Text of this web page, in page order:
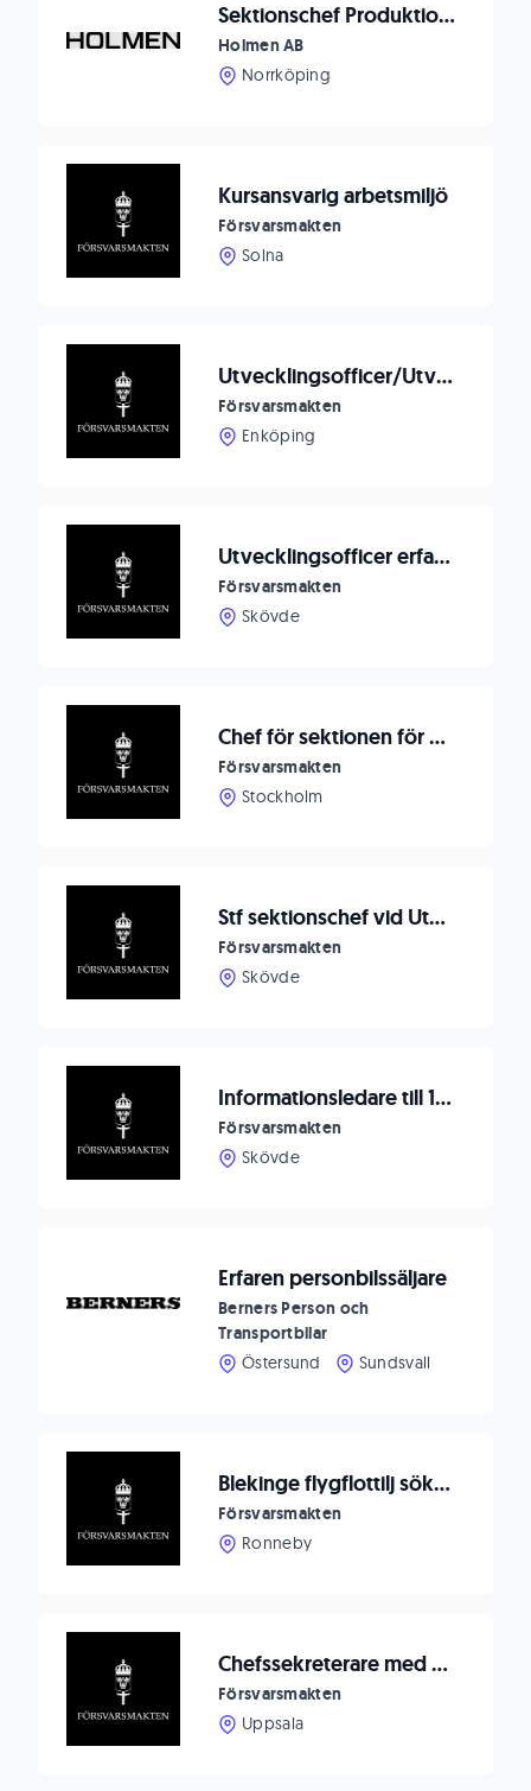
Sektionschef Produktion med fokus på ledarskap
Holmen AB
Norrköping
Kursansvarig arbetsmiljö
Försvarsmakten
Solna
Utvecklingsofficer/Utvecklingsingenjör till Markverkstadsenheten
Försvarsmakten
Enköping
Utvecklingsofficer erfarenhetshantering
Försvarsmakten
Skövde
Chef för sektionen för personalsäkerhet vid Högkvarteret
Försvarsmakten
Stockholm
Stf sektionschef vid UtbE Taktikavdelningen
Försvarsmakten
Skövde
Informationsledare till 1.Divisionsstaben
Försvarsmakten
Skövde
Erfaren personbilssäljare
Berners Person och
Transportbilar
Östersund
Sundsvall
Blekinge flygflottilj söker ställföreträdande sektionschef till Drivmedelssektionen på Logistikenheten Ronneby
Försvarsmakten
Ronneby
Chefssekreterare med stöd till ledningen
Försvarsmakten
Uppsala